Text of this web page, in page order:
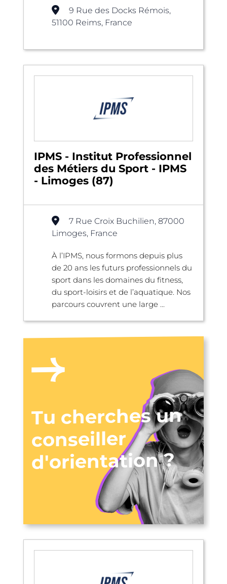
9 Rue des Docks Rémois,
51100 Reims, France
IPMS - Institut Professionnel
des Métiers du Sport - IPMS
- Limoges (87)
7 Rue Croix Buchilien, 87000
Limoges, France
À l’IPMS, nous formons depuis plus
de 20 ans les futurs professionnels du
sport dans les domaines du fitness,
du sport-loisirs et de l’aquatique. Nos
parcours couvrent une large ...
Tu cherches un
conseiller
d'orientation ?